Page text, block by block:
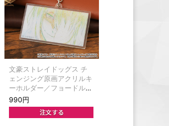
文豪ストレイドッグス チ
ェンジング原画アクリルキ
ーホルダー／フョードル・
D
990円